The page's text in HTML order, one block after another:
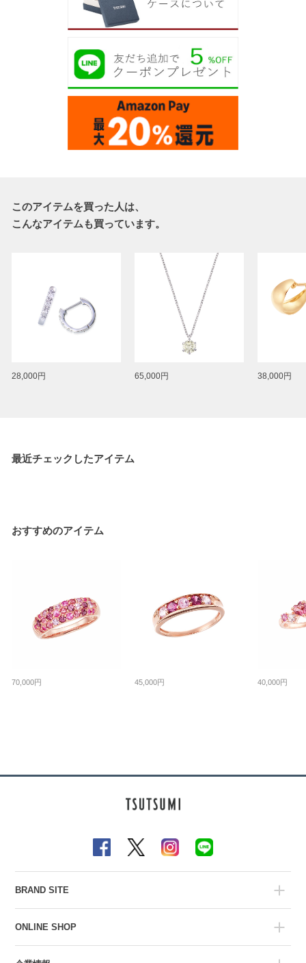
このアイテムを買った人は、
こんなアイテムも買っています。
28,000円 65,000円 38,000円
最近チェックしたアイテム
おすすめのアイテム
70,000円 45,000円 40,000円
BRAND SITE
ONLINE SHOP